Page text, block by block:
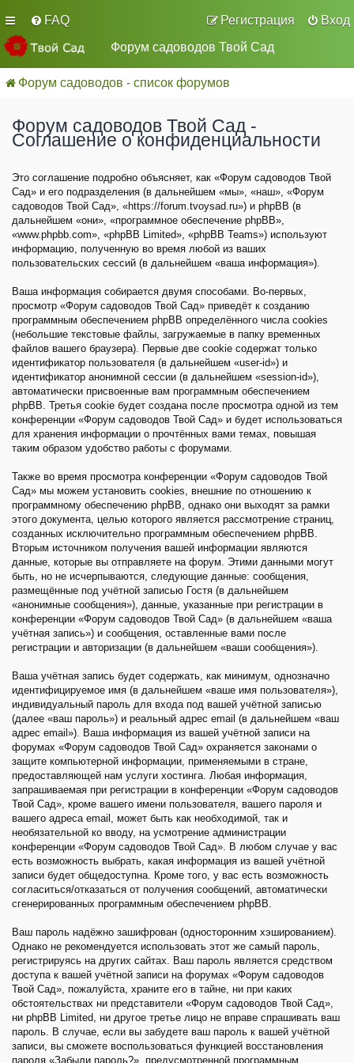
FAQ Вход
Регистрация
Форум садоводов Твой Сад
Форум садоводов - список форумов
Форум садоводов Твой Сад -
Соглашение о конфиденциальности
Это соглашение подробно объясняет, как «Форум садоводов Твой
Сад» и его подразделения (в дальнейшем «мы», «наш», «Форум
садоводов Твой Сад», «https://forum.tvoysad.ru») и phpBB (в
дальнейшем «они», «программное обеспечение phpBB»,
«www.phpbb.com», «phpBB Limited», «phpBB Teams») используют
информацию, полученную во время любой из ваших
пользовательских сессий (в дальнейшем «ваша информация»).
Ваша информация собирается двумя способами. Во-первых,
просмотр «Форум садоводов Твой Сад» приведёт к созданию
программным обеспечением phpBB определённого числа cookies
(небольшие текстовые файлы, загружаемые в папку временных
файлов вашего браузера). Первые две cookie содержат только
идентификатор пользователя (в дальнейшем «user-id») и
идентификатор анонимной сессии (в дальнейшем «session-id»),
автоматически присвоенные вам программным обеспечением
phpBB. Третья cookie будет создана после просмотра одной из тем
конференции «Форум садоводов Твой Сад» и будет использоваться
для хранения информации о прочтённых вами темах, повышая
таким образом удобство работы с форумами.
Также во время просмотра конференции «Форум садоводов Твой
Сад» мы можем установить cookies, внешние по отношению к
программному обеспечению phpBB, однако они выходят за рамки
этого документа, целью которого является рассмотрение страниц,
созданных исключительно программным обеспечением phpBB.
Вторым источником получения вашей информации являются
данные, которые вы отправляете на форум. Этими данными могут
быть, но не исчерпываются, следующие данные: сообщения,
размещённые под учётной записью Гостя (в дальнейшем
«анонимные сообщения»), данные, указанные при регистрации в
конференции «Форум садоводов Твой Сад» (в дальнейшем «ваша
учётная запись») и сообщения, оставленные вами после
регистрации и авторизации (в дальнейшем «ваши сообщения»).
Ваша учётная запись будет содержать, как минимум, однозначно
идентифицируемое имя (в дальнейшем «ваше имя пользователя»),
индивидуальный пароль для входа под вашей учётной записью
(далее «ваш пароль») и реальный адрес email (в дальнейшем «ваш
адрес email»). Ваша информация из вашей учётной записи на
форумах «Форум садоводов Твой Сад» охраняется законами о
защите компьютерной информации, применяемыми в стране,
предоставляющей нам услуги хостинга. Любая информация,
запрашиваемая при регистрации в конференции «Форум садоводов
Твой Сад», кроме вашего имени пользователя, вашего пароля и
вашего адреса email, может быть как необходимой, так и
необязательной ко вводу, на усмотрение администрации
конференции «Форум садоводов Твой Сад». В любом случае у вас
есть возможность выбрать, какая информация из вашей учётной
записи будет общедоступна. Кроме того, у вас есть возможность
согласиться/отказаться от получения сообщений, автоматически
сгенерированных программным обеспечением phpBB.
Ваш пароль надёжно зашифрован (односторонним хэшированием).
Однако не рекомендуется использовать этот же самый пароль,
регистрируясь на других сайтах. Ваш пароль является средством
доступа к вашей учётной записи на форумах «Форум садоводов
Твой Сад», пожалуйста, храните его в тайне, ни при каких
обстоятельствах ни представители «Форум садоводов Твой Сад»,
ни phpBB Limited, ни другое третье лицо не вправе спрашивать ваш
пароль. В случае, если вы забудете ваш пароль к вашей учётной
записи, вы сможете воспользоваться функцией восстановления
пароля «Забыли пароль?», предусмотренной программным